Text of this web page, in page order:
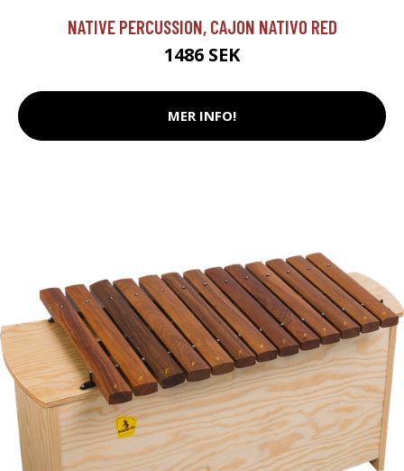
NATIVE PERCUSSION, CAJON NATIVO RED
1486 SEK
MER INFO!